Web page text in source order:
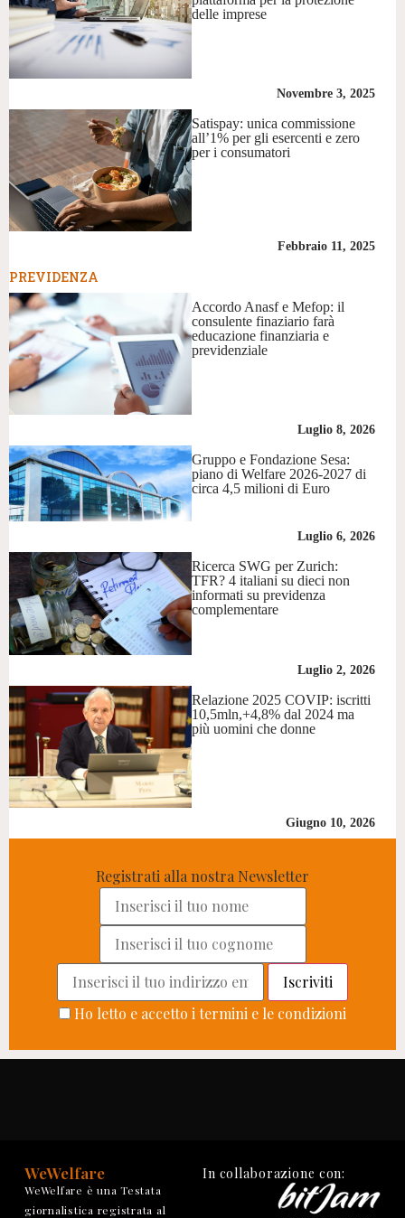
delle imprese
Novembre 3, 2025
Satispay: unica commissione
all’1% per gli esercenti e zero
per i consumatori
Febbraio 11, 2025
PREVIDENZA
Accordo Anasf e Mefop: il
consulente finaziario farà
educazione finanziaria e
previdenziale
Luglio 8, 2026
Gruppo e Fondazione Sesa:
piano di Welfare 2026-2027 di
circa 4,5 milioni di Euro
Luglio 6, 2026
Ricerca SWG per Zurich:
TFR? 4 italiani su dieci non
informati su previdenza
complementare
Luglio 2, 2026
Relazione 2025 COVIP: iscritti
10,5mln,+4,8% dal 2024 ma
più uomini che donne
Giugno 10, 2026
Registrati alla nostra Newsletter
Ho letto e accetto i termini e le condizioni
WeWelfare
WeWelfare è una Testata
giornalistica registrata al
In collaborazione con: